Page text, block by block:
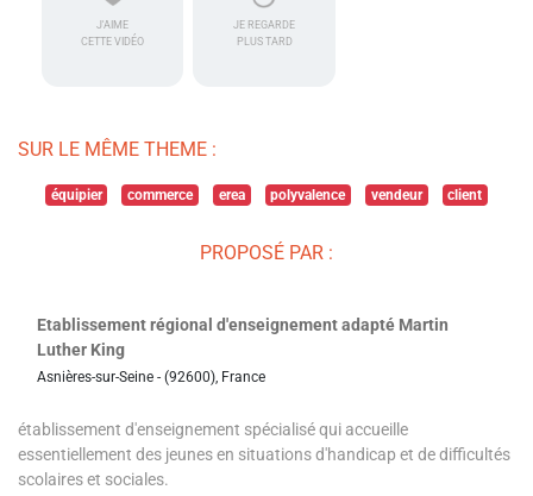
J'AIME
CETTE VIDÉO
JE REGARDE
PLUS TARD
SUR LE MÊME THEME :
équipier commerce erea polyvalence vendeur client
PROPOSÉ PAR :
Etablissement régional d'enseignement adapté Martin
Luther King
Asnières-sur-Seine - (92600), France
établissement d'enseignement spécialisé qui accueille
essentiellement des jeunes en situations d'handicap et de difficultés
scolaires et sociales.